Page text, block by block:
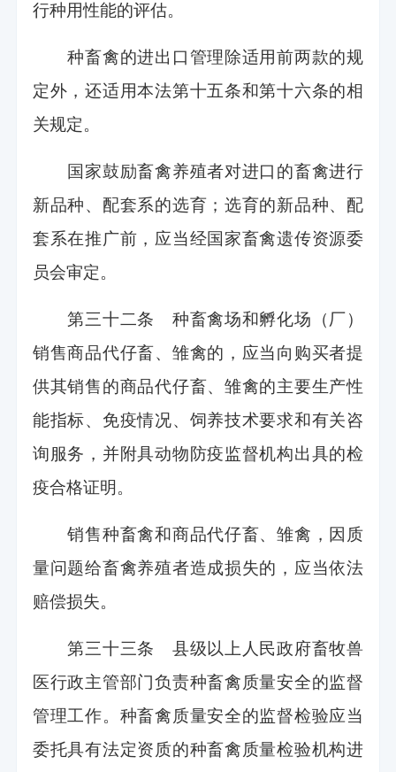
行种用性能的评估。
种畜禽的进出口管理除适用前两款的规
定外，还适用本法第十五条和第十六条的相
关规定。
国家鼓励畜禽养殖者对进口的畜禽进行
新品种、配套系的选育；选育的新品种、配
套系在推广前，应当经国家畜禽遗传资源委
员会审定。
第三十二条 种畜禽场和孵化场（厂）
销售商品代仔畜、雏禽的，应当向购买者提
供其销售的商品代仔畜、雏禽的主要生产性
能指标、免疫情况、饲养技术要求和有关咨
询服务，并附具动物防疫监督机构出具的检
疫合格证明。
销售种畜禽和商品代仔畜、雏禽，因质
量问题给畜禽养殖者造成损失的，应当依法
赔偿损失。
第三十三条 县级以上人民政府畜牧兽
医行政主管部门负责种畜禽质量安全的监督
管理工作。种畜禽质量安全的监督检验应当
委托具有法定资质的种畜禽质量检验机构进